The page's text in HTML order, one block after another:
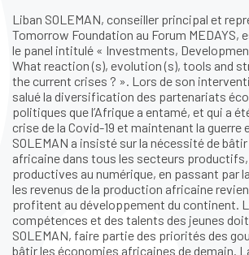
Liban SOLEMAN, conseiller principal et
Tomorrow Foundation au Forum MEDAYS,
le panel intitulé « Investments,
What reaction (s), evolution (s), tools and
the current crises ? ». Lors de son
salué la diversification des partenariats
politiques que l’Afrique a entamé, et qui a
crise de la Covid-19 et maintenant la guerre
SOLEMAN a insisté sur la nécessité de
africaine dans tous les secteurs
productives au numérique, en passant par
les revenus de la production africaine
profitent au développement du continent.
compétences et des talents des jeunes
SOLEMAN, faire partie des priorités des
bâtir les économies africaines de demain.